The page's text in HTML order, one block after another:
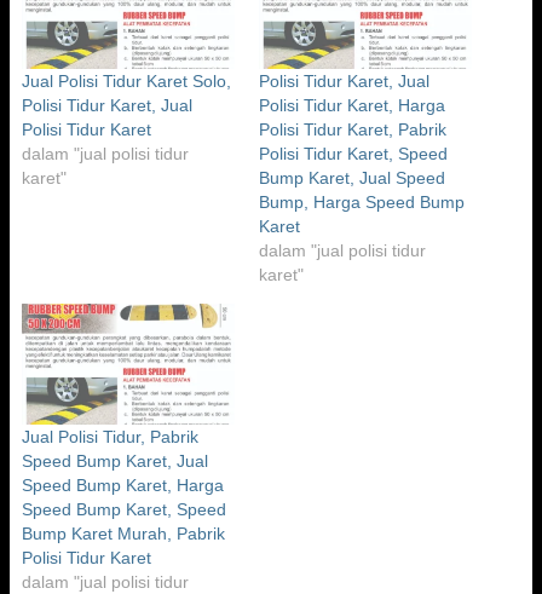
Jual Polisi Tidur Karet Solo,
Polisi Tidur Karet, Jual
Polisi Tidur Karet
dalam "jual polisi tidur
karet"
Polisi Tidur Karet, Jual
Polisi Tidur Karet, Harga
Polisi Tidur Karet, Pabrik
Polisi Tidur Karet, Speed
Bump Karet, Jual Speed
Bump, Harga Speed Bump
Karet
dalam "jual polisi tidur
karet"
Jual Polisi Tidur, Pabrik
Speed Bump Karet, Jual
Speed Bump Karet, Harga
Speed Bump Karet, Speed
Bump Karet Murah, Pabrik
Polisi Tidur Karet
dalam "jual polisi tidur